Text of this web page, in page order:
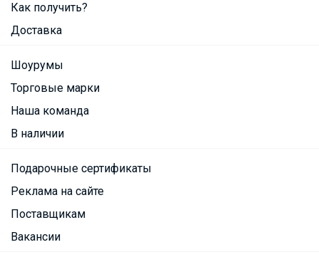
Как получить?
Доставка
Шоурумы
Торговые марки
Наша команда
В наличии
Подарочные сертификаты
Реклама на сайте
Поставщикам
Вакансии